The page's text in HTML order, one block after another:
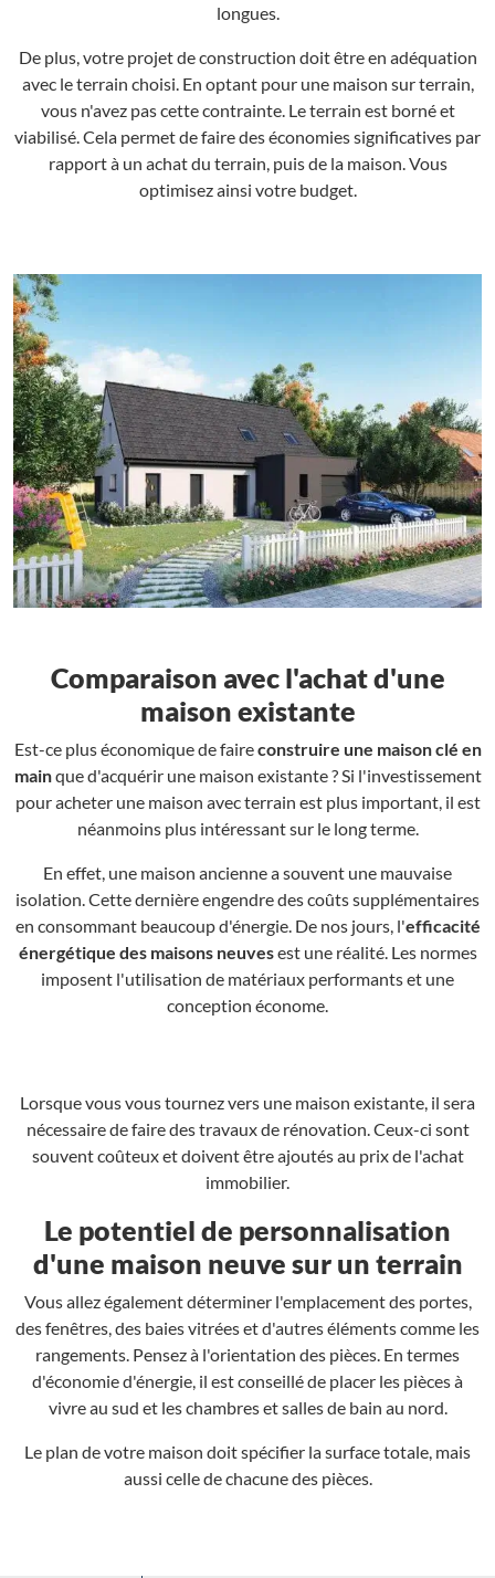
longues.
De plus, votre projet de construction doit être en adéquation
avec le terrain choisi. En optant pour une maison sur terrain,
vous n'avez pas cette contrainte. Le terrain est borné et
viabilisé. Cela permet de faire des économies significatives par
rapport à un achat du terrain, puis de la maison. Vous
optimisez ainsi votre budget.
Comparaison avec l'achat d'une
maison existante
Est-ce plus économique de faireconstruire une maison clé en
mainque d'acquérir une maison existante ? Si l'investissement
pour acheter une maison avec terrain est plus important, il est
néanmoins plus intéressant sur le long terme.
En effet, une maison ancienne a souvent une mauvaise
isolation. Cette dernière engendre des coûts supplémentaires
en consommant beaucoup d'énergie. De nos jours, l'efficacité
énergétique des maisons neuvesest une réalité. Les normes
imposent l'utilisation de matériaux performants et une
conception économe.
Lorsque vous vous tournez vers une maison existante, il sera
nécessaire de faire des travaux de rénovation. Ceux-ci sont
souvent coûteux et doivent être ajoutés au prix de l'achat
immobilier.
Le potentiel de personnalisation
d'une maison neuve sur un terrain
Vous allez également déterminer l'emplacement des portes,
des fenêtres, des baies vitrées et d'autres éléments comme les
rangements. Pensez à l'orientation des pièces. En termes
d'économie d'énergie, il est conseillé de placer les pièces à
vivre au sud et les chambres et salles de bain au nord.
Le plan de votre maison doit spécifier la surface totale, mais
aussi celle de chacune des pièces.